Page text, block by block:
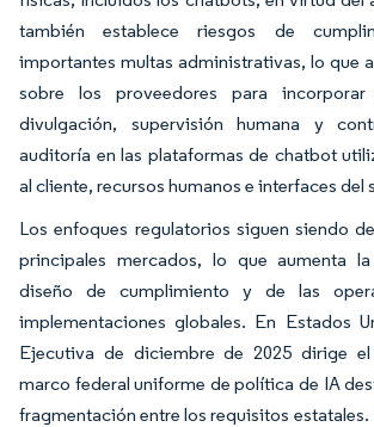
también establece riesgos de
importantes multas administrativas, lo que
sobre los proveedores para incorporar
divulgación, supervisión humana y
auditoría en las plataformas de chatbot
al cliente, recursos humanos e interfaces del
Los enfoques regulatorios siguen siendo
principales mercados, lo que aumenta
diseño de cumplimiento y de las
implementaciones globales. En Estados
Ejecutiva de diciembre de 2025 dirige
marco federal uniforme de política de IA
fragmentación entre los requisitos estatales.